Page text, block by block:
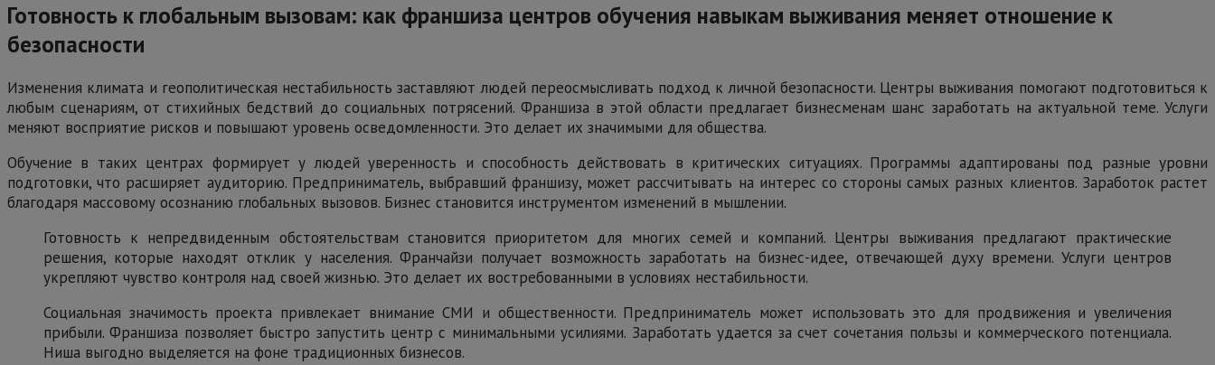
Готовность к глобальным вызовам: как франшиза центров обучения навыкам выживания меняет отношение к
безопасности
Изменения климата и геополитическая нестабильность заставляют людей переосмысливать подход к личной безопасности. Центры выживания помогают подготовиться к
любым сценариям, от стихийных бедствий до социальных потрясений. Франшиза в этой области предлагает бизнесменам шанс заработать на актуальной теме. Услуги
меняют восприятие рисков и повышают уровень осведомленности. Это делает их значимыми для общества.
Обучение в таких центрах формирует у людей уверенность и способность действовать в критических ситуациях. Программы адаптированы под разные уровни
подготовки, что расширяет аудиторию. Предприниматель, выбравший франшизу, может рассчитывать на интерес со стороны самых разных клиентов. Заработок растет
благодаря массовому осознанию глобальных вызовов. Бизнес становится инструментом изменений в мышлении.
Готовность к непредвиденным обстоятельствам становится приоритетом для многих семей и компаний. Центры выживания предлагают практические
решения, которые находят отклик у населения. Франчайзи получает возможность заработать на бизнес-идее, отвечающей духу времени. Услуги центров
укрепляют чувство контроля над своей жизнью. Это делает их востребованными в условиях нестабильности.
Социальная значимость проекта привлекает внимание СМИ и общественности. Предприниматель может использовать это для продвижения и увеличения
прибыли. Франшиза позволяет быстро запустить центр с минимальными усилиями. Заработать удается за счет сочетания пользы и коммерческого потенциала.
Ниша выгодно выделяется на фоне традиционных бизнесов.